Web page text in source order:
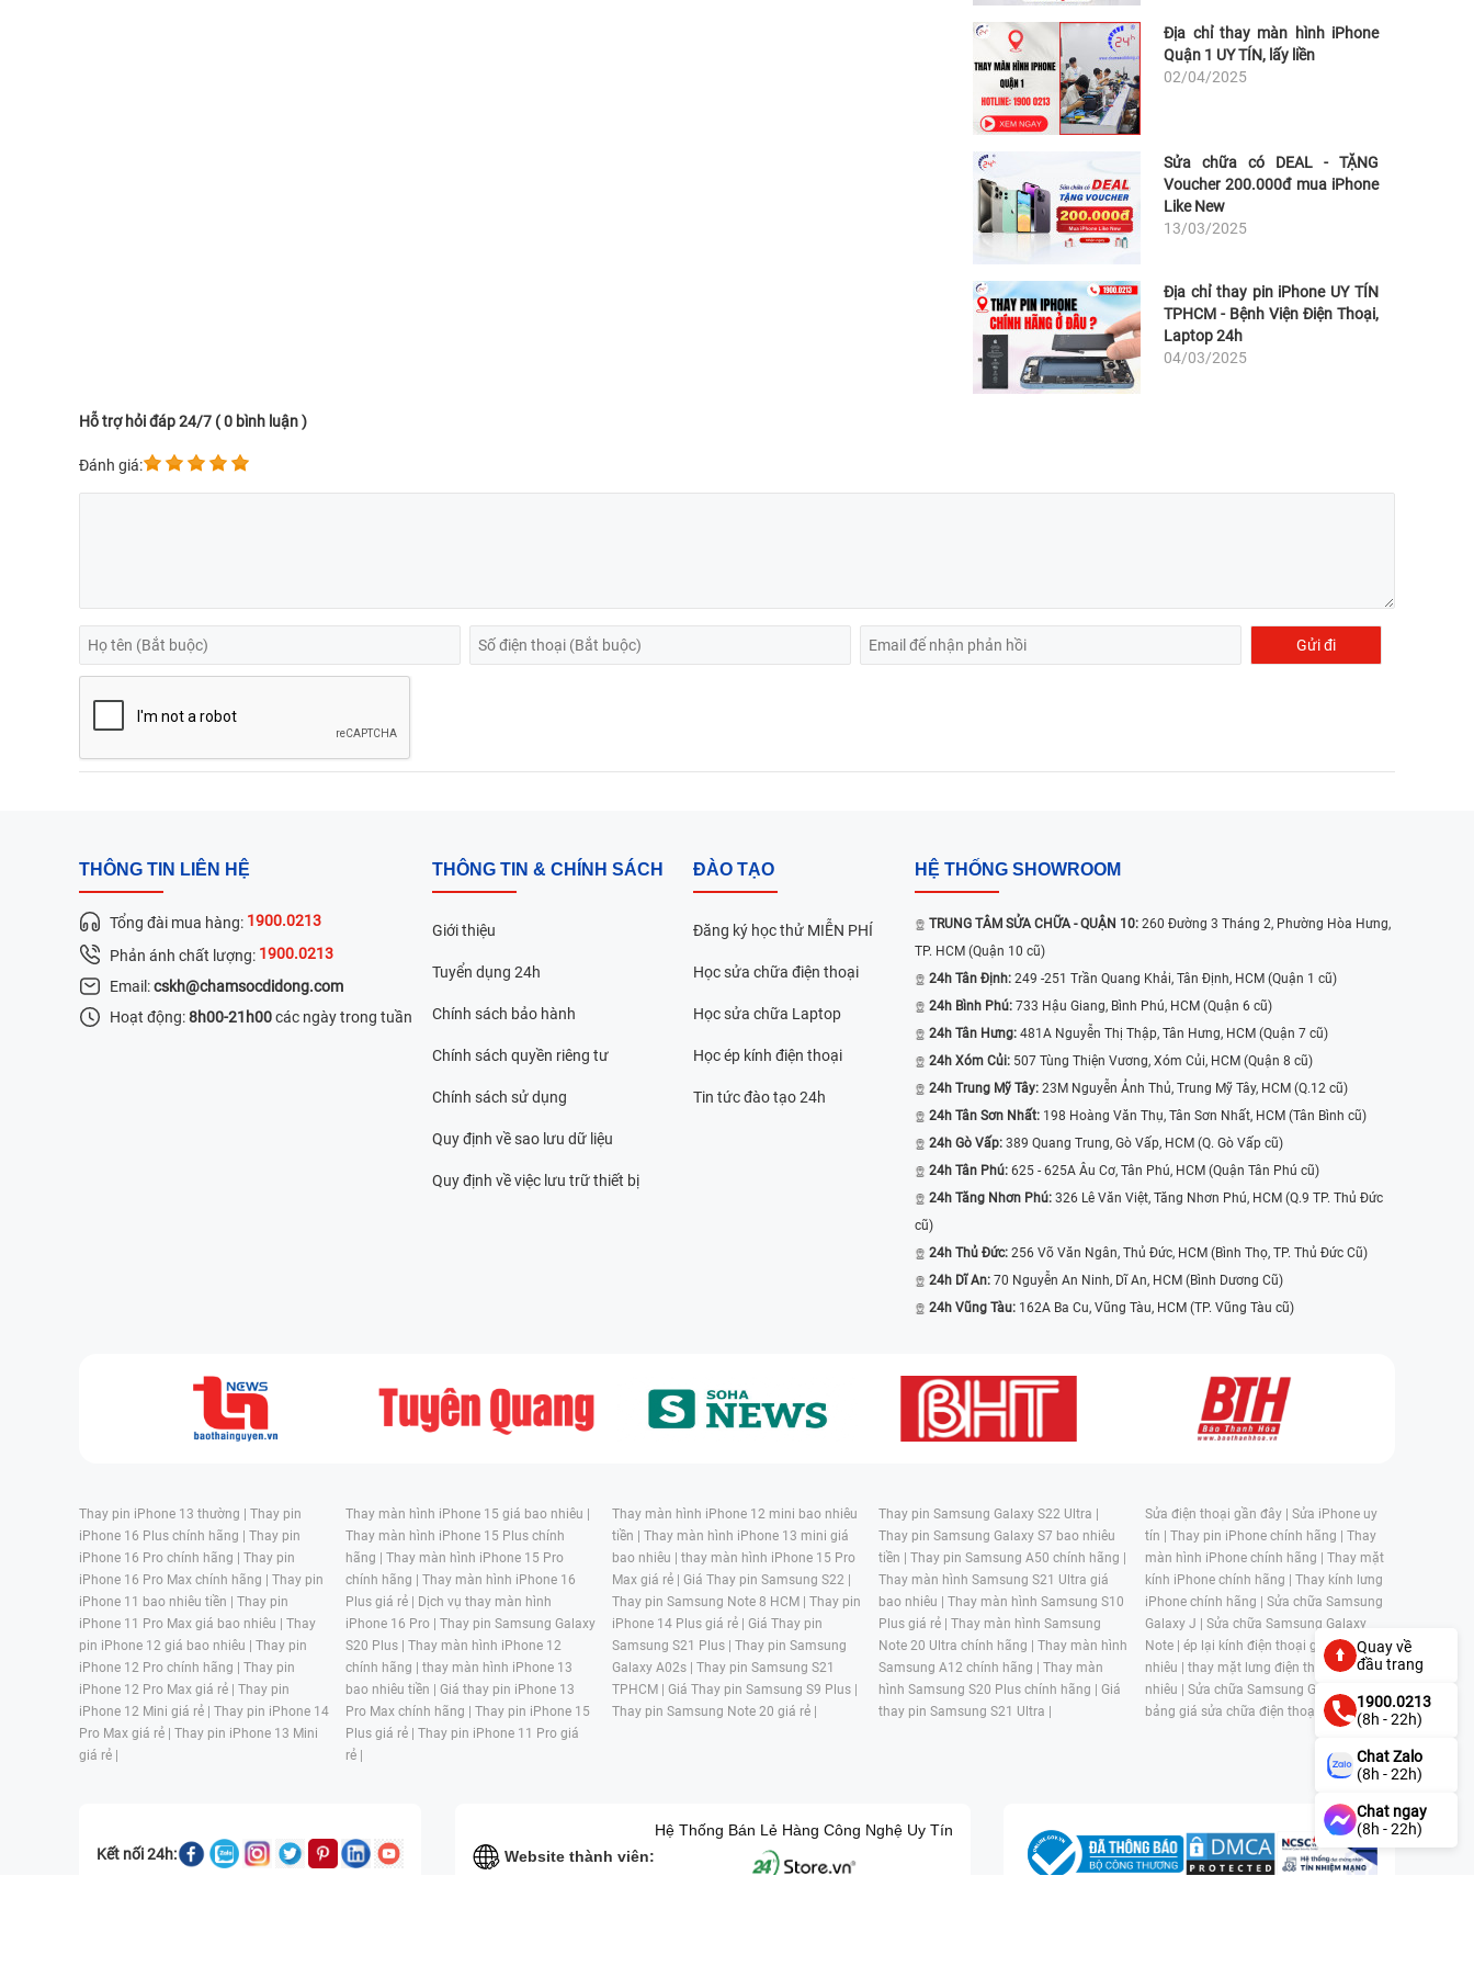
Địa chỉ thay màn hình iPhone
Quận 1 UY TÍN, lấy liền
02/04/2025
Sửa chữa có DEAL - TẶNG
Voucher 200.000đ mua iPhone
Like New
13/03/2025
Địa chỉ thay pin iPhone UY TÍN
TPHCM - Bệnh Viện Điện Thoại,
Laptop 24h
04/03/2025
Hỗ trợ hỏi đáp 24/7 ( 0 bình luận )
Đánh giá:
THÔNG TIN LIÊN HỆ
Tổng đài mua hàng: 1900.0213
Phản ánh chất lượng: 1900.0213
Email:cskh@chamsocdidong.com
Hoạt động:8h00-21h00các ngày trong tuần
THÔNG TIN & CHÍNH SÁCH
Giới thiệu
Tuyển dụng 24h
Chính sách bảo hành
Chính sách quyền riêng tư
Chính sách sử dụng
Quy định về sao lưu dữ liệu
Quy định về việc lưu trữ thiết bị
ĐÀO TẠO
Đăng ký học thử MIỄN PHÍ
Học sửa chữa điện thoại
Học sửa chữa Laptop
Học ép kính điện thoại
Tin tức đào tạo 24h
HỆ THỐNG SHOWROOM
TRUNG TÂM SỬA CHỮA - QUẬN 10: 260 Đường 3 Tháng 2, Phường Hòa Hưng,
TP. HCM (Quận 10 cũ)
24h Tân Định: 249 -251 Trần Quang Khải, Tân Định, HCM (Quận 1 cũ)
24h Bình Phú: 733 Hậu Giang, Bình Phú, HCM (Quận 6 cũ)
24h Tân Hưng: 481A Nguyễn Thị Thập, Tân Hưng, HCM (Quận 7 cũ)
24h Xóm Củi: 507 Tùng Thiện Vương, Xóm Củi, HCM (Quận 8 cũ)
24h Trung Mỹ Tây: 23M Nguyễn Ảnh Thủ, Trung Mỹ Tây, HCM (Q.12 cũ)
24h Tân Sơn Nhất: 198 Hoàng Văn Thụ, Tân Sơn Nhất, HCM (Tân Bình cũ)
24h Gò Vấp: 389 Quang Trung, Gò Vấp, HCM (Q. Gò Vấp cũ)
24h Tân Phú: 625 - 625A Âu Cơ, Tân Phú, HCM (Quận Tân Phú cũ)
24h Tăng Nhơn Phú: 326 Lê Văn Việt, Tăng Nhơn Phú, HCM (Q.9 TP. Thủ Đức
cũ)
24h Thủ Đức: 256 Võ Văn Ngân, Thủ Đức, HCM (Bình Thọ, TP. Thủ Đức Cũ)
24h Dĩ An: 70 Nguyễn An Ninh, Dĩ An, HCM (Bình Dương Cũ)
24h Vũng Tàu: 162A Ba Cu, Vũng Tàu, HCM (TP. Vũng Tàu cũ)
Thay pin iPhone 13 thường | Thay pin
iPhone 16 Plus chính hãng | Thay pin
iPhone 16 Pro chính hãng | Thay pin
iPhone 16 Pro Max chính hãng | Thay pin
iPhone 11 bao nhiêu tiền | Thay pin
iPhone 11 Pro Max giá bao nhiêu | Thay
pin iPhone 12 giá bao nhiêu | Thay pin
iPhone 12 Pro chính hãng | Thay pin
iPhone 12 Pro Max giá rẻ | Thay pin
iPhone 12 Mini giá rẻ | Thay pin iPhone 14
Pro Max giá rẻ | Thay pin iPhone 13 Mini
giá rẻ |
Thay màn hình iPhone 15 giá bao nhiêu |
Thay màn hình iPhone 15 Plus chính
hãng | Thay màn hình iPhone 15 Pro
chính hãng | Thay màn hình iPhone 16
Plus giá rẻ | Dịch vụ thay màn hình
iPhone 16 Pro | Thay pin Samsung Galaxy
S20 Plus | Thay màn hình iPhone 12
chính hãng | thay màn hình iPhone 13
bao nhiêu tiền | Giá thay pin iPhone 13
Pro Max chính hãng | Thay pin iPhone 15
Plus giá rẻ | Thay pin iPhone 11 Pro giá
rẻ |
Thay màn hình iPhone 12 mini bao nhiêu
tiền | Thay màn hình iPhone 13 mini giá
bao nhiêu | thay màn hình iPhone 15 Pro
Max giá rẻ | Giá Thay pin Samsung S22 |
Thay pin Samsung Note 8 HCM | Thay pin
iPhone 14 Plus giá rẻ | Giá Thay pin
Samsung S21 Plus | Thay pin Samsung
Galaxy A02s | Thay pin Samsung S21
TPHCM | Giá Thay pin Samsung S9 Plus |
Thay pin Samsung Note 20 giá rẻ |
Thay pin Samsung Galaxy S22 Ultra |
Thay pin Samsung Galaxy S7 bao nhiêu
tiền | Thay pin Samsung A50 chính hãng |
Thay màn hình Samsung S21 Ultra giá
bao nhiêu | Thay màn hình Samsung S10
Plus giá rẻ | Thay màn hình Samsung
Note 20 Ultra chính hãng | Thay màn hình
Samsung A12 chính hãng | Thay màn
hình Samsung S20 Plus chính hãng | Giá
thay pin Samsung S21 Ultra |
Sửa điện thoại gần đây | Sửa iPhone uy
tín | Thay pin iPhone chính hãng | Thay
màn hình iPhone chính hãng | Thay mặt
kính iPhone chính hãng | Thay kính lưng
iPhone chính hãng | Sửa chữa Samsung
Galaxy J | Sửa chữa Samsung Galaxy
Note | ép lại kính điện thoại giá bao
nhiêu | thay mặt lưng điện thoại giá bao
nhiêu | Sửa chữa Samsung Galaxy S |
bảng giá sửa chữa điện thoại samsung |
Kết nối 24h: Website thành viên:
Hệ Thống Bán Lẻ Hàng Công Nghệ Uy Tín
Quay về
đầu trang
1900.0213
(8h - 22h)
Chat Zalo
(8h - 22h)
Chat ngay
(8h - 22h)